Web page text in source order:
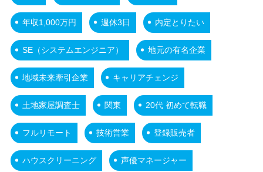
年収1,000万円 週休3日 内定とりたい
SE（システムエンジニア） 地元の有名企業
地域未来牽引企業 キャリアチェンジ
土地家屋調査士 関東 20代 初めて転職
フルリモート 技術営業 登録販売者
ハウスクリーニング 声優マネージャー